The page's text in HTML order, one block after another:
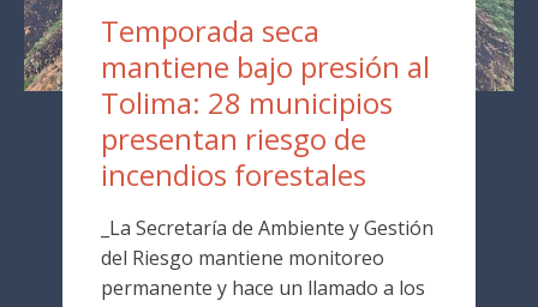
Temporada seca
mantiene bajo presión al
Tolima: 28 municipios
presentan riesgo de
incendios forestales
_La Secretaría de Ambiente y Gestión
del Riesgo mantiene monitoreo
permanente y hace un llamado a los